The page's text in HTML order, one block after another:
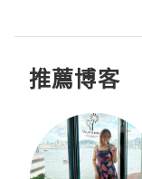
推薦博客